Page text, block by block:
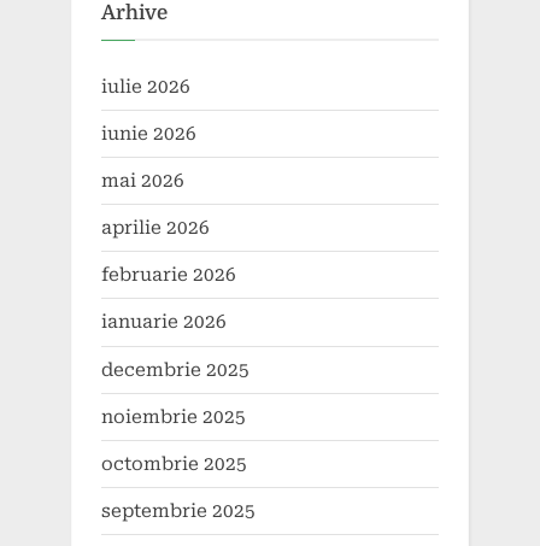
Arhive
iulie 2026
iunie 2026
mai 2026
aprilie 2026
februarie 2026
ianuarie 2026
decembrie 2025
noiembrie 2025
octombrie 2025
septembrie 2025